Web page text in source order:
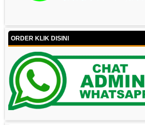
ORDER KLIK DISINI